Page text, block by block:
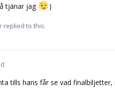
tjänar jag
)
replied to this.
tills hans får se vad